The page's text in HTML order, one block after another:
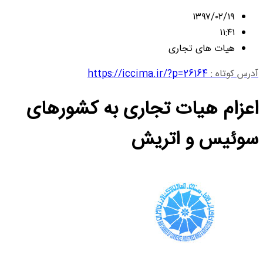
۱۳۹۷/۰۲/۱۹
۱۱:۴۱
هیات های تجاری
آدرس کوتاه :https://iccima.ir/?p=26164
اعزام هیات تجاری به کشورهای
سوئیس و اتریش